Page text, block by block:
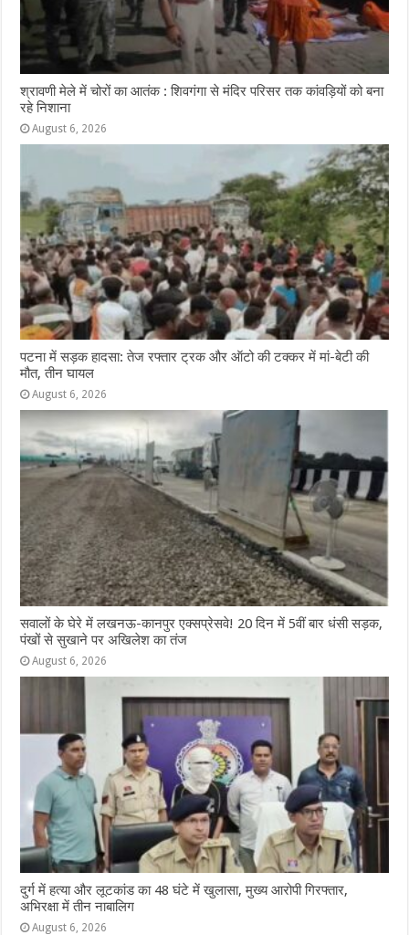
श्रावणी मेले में चोरों का आतंक : शिवगंगा से मंदिर परिसर तक कांवड़ियों को बना
रहे निशाना
August 6, 2026
पटना में सड़क हादसा: तेज रफ्तार ट्रक और ऑटो की टक्कर में मां-बेटी की
मौत, तीन घायल
August 6, 2026
सवालों के घेरे में लखनऊ-कानपुर एक्सप्रेसवे! 20 दिन में 5वीं बार धंसी सड़क,
पंखों से सुखाने पर अखिलेश का तंज
August 6, 2026
दुर्ग में हत्या और लूटकांड का 48 घंटे में खुलासा, मुख्य आरोपी गिरफ्तार,
अभिरक्षा में तीन नाबालिग
August 6, 2026